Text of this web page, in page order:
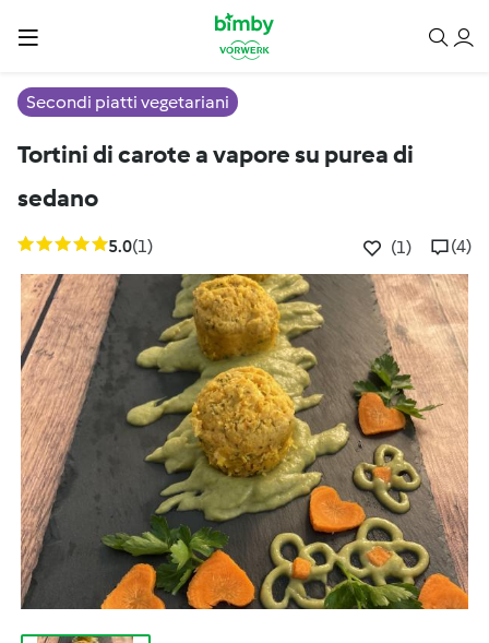
Secondi piatti vegetariani
Tortini di carote a vapore su purea di
sedano
5.0(1) (1) (4)